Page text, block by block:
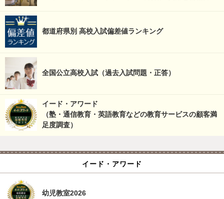
都道府県別 高校入試偏差値ランキング
全国公立高校入試（過去入試問題・正答）
イード・アワード
（塾・通信教育・英語教育などの教育サービスの顧客満
足度調査）
イード・アワード
幼児教室2026